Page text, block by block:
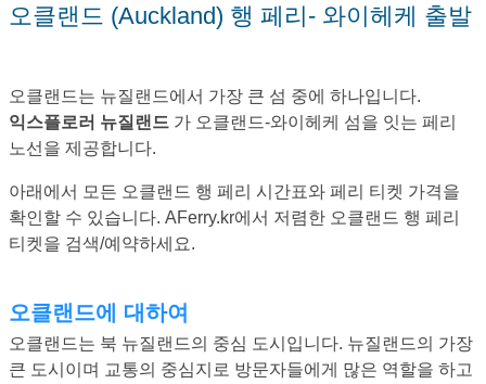
오클랜드 (Auckland) 행 페리- 와이헤케 출발
오클랜드는 뉴질랜드에서 가장 큰 섬 중에 하나입니다.
익스플로러 뉴질랜드 가 오클랜드-와이헤케 섬을 잇는 페리
노선을 제공합니다.
아래에서 모든 오클랜드 행 페리 시간표와 페리 티켓 가격을
확인할 수 있습니다. AFerry.kr에서 저렴한 오클랜드 행 페리
티켓을 검색/예약하세요.
오클랜드에 대하여
오클랜드는 북 뉴질랜드의 중심 도시입니다. 뉴질랜드의 가장
큰 도시이며 교통의 중심지로 방문자들에게 많은 역할을 하고